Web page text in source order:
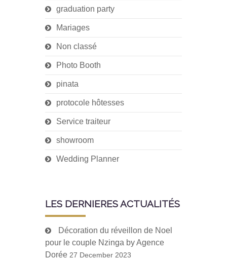
graduation party
Mariages
Non classé
Photo Booth
pinata
protocole hôtesses
Service traiteur
showroom
Wedding Planner
LES DERNIERES ACTUALITÉS
Décoration du réveillon de Noel
pour le couple Nzinga by Agence
Dorée 27 December 2023